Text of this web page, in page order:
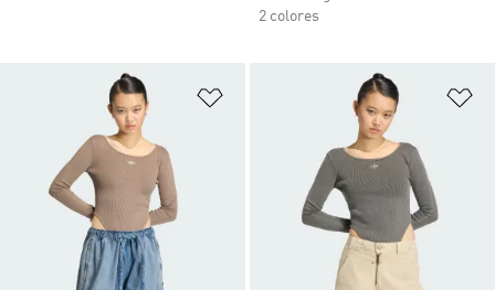
2 colores
Añadir a la lista de deseos